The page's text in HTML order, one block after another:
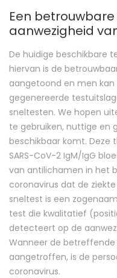
Een
aanwezigheid
De huidige beschikbare
hiervan is de
aangetoond en men
gegenereerde
sneltesten. We hopen
te gebruiken, nuttige en
beschikbaar komt. Deze
SARS-CoV-2 IgM/IgG
van antilichamen in het
coronavirus dat de ziekte
sneltest is een
test die kwalitatief
detecteert op de
Wanneer de
aangetroffen, is de
coronavirus.